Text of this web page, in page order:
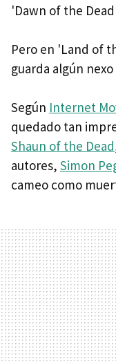
'Dawn of the
Pero en 'Land of
guarda algún
Según Internet
quedado tan
Shaun of the Dead
autores, Simon
cameo como